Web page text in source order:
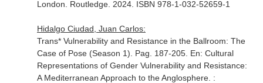
London. Routledge. 2024. ISBN 978-1-032-52659-1
Hidalgo Ciudad, Juan Carlos:
Trans* Vulnerability and Resistance in the Ballroom: The
Case of Pose (Season 1). Pag. 187-205. En: Cultural
Representations of Gender Vulnerability and Resistance:
A Mediterranean Approach to the Anglosphere. :